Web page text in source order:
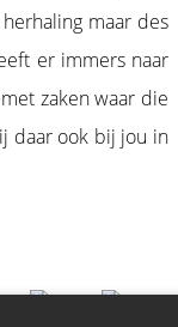
maar des
er immers naar
zaken waar die
daar ook bij jou in